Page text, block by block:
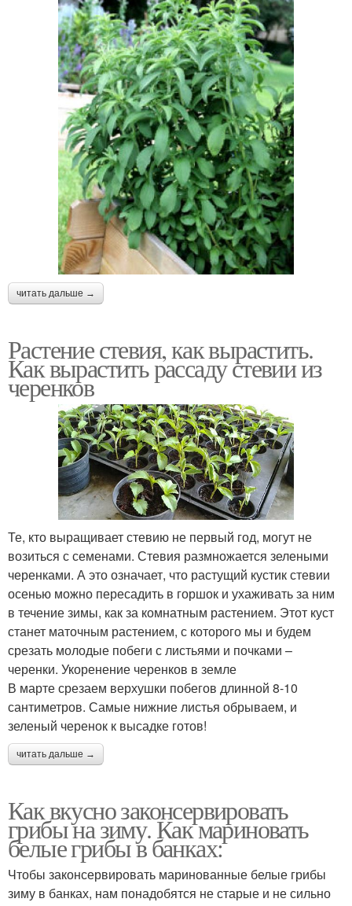
читать дальше →
Растение стевия, как вырастить.
Как вырастить рассаду стевии из
черенков
Те, кто выращивает стевию не первый год, могут не
возиться с семенами. Стевия размножается зелеными
черенками. А это означает, что растущий кустик стевии
осенью можно пересадить в горшок и ухаживать за ним
в течение зимы, как за комнатным растением. Этот куст
станет маточным растением, с которого мы и будем
срезать молодые побеги с листьями и почками –
черенки. Укоренение черенков в земле
В марте срезаем верхушки побегов длинной 8-10
сантиметров. Самые нижние листья обрываем, и
зеленый черенок к высадке готов!
читать дальше →
Как вкусно законсервировать
грибы на зиму. Как мариновать
белые грибы в банках:
Чтобы законсервировать маринованные белые грибы
зиму в банках, нам понадобятся не старые и не сильно